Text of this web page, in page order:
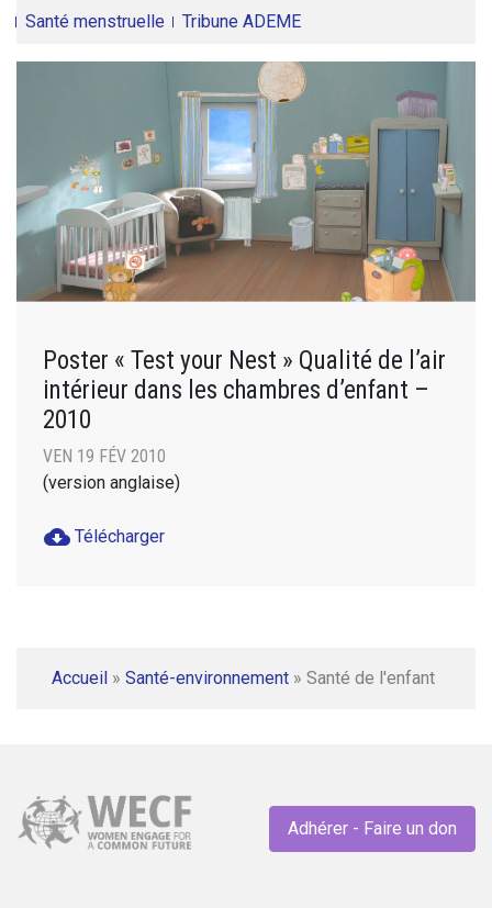
Santé menstruelle Tribune ADEME
Poster « Test your Nest » Qualité de l’air
intérieur dans les chambres d’enfant –
2010
VEN 19 FÉV 2010
(version anglaise)
cloud_download Télécharger
Accueil » Santé-environnement » Santé de l'enfant
Adhérer - Faire un don